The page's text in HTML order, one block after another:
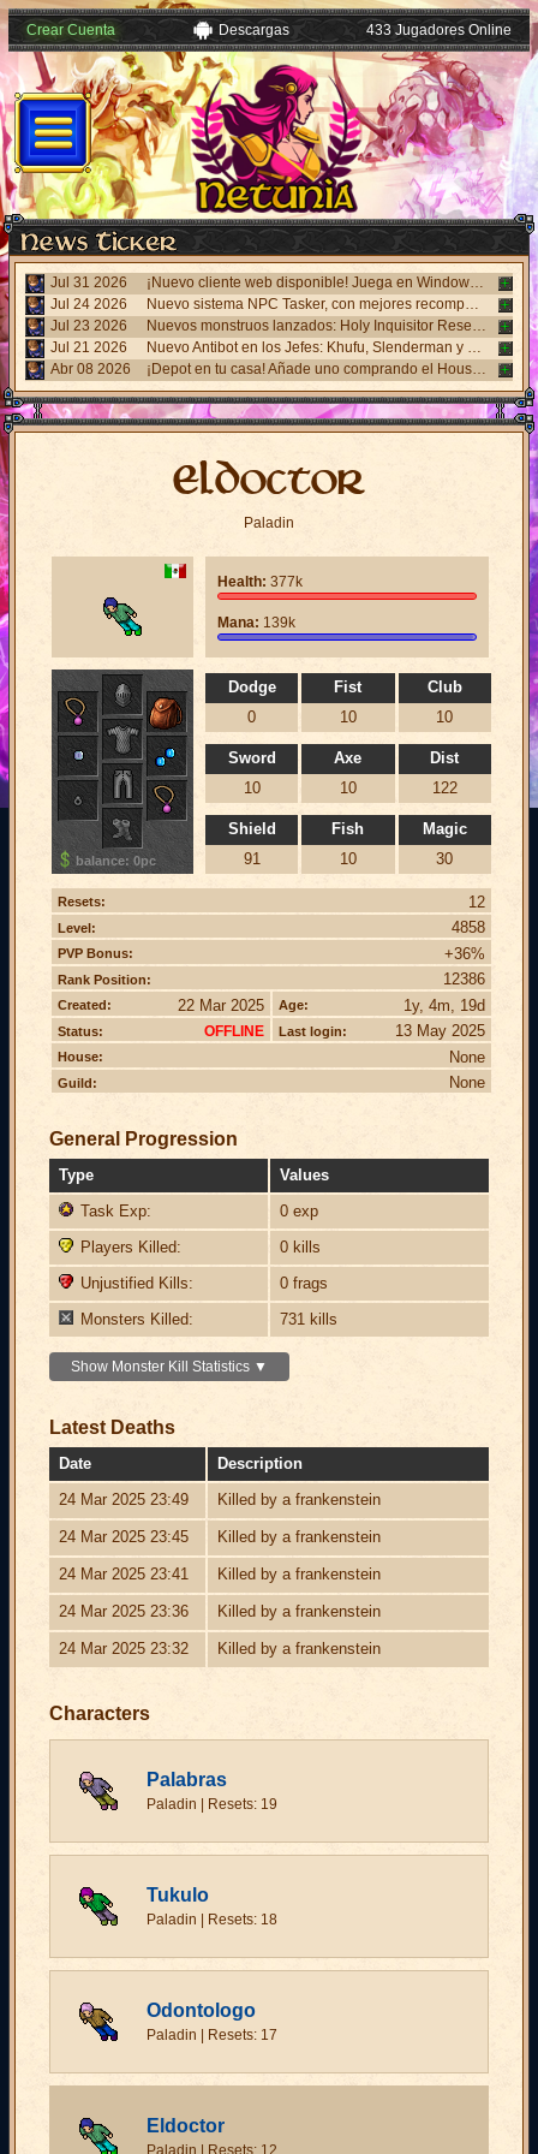
Crear Cuenta Descargas 433 Jugadores Online
Jul 31 2026
¡Nuevo cliente web disponible! Juega en Windows, Android y iPhone sin necesidad de instalar nada. Accede desde el panel "Mi Cuenta".
Jul 24 2026
Nuevo sistema NPC Tasker, con mejores recompensas y tareas de eventos. Visita al NPC Tasker con el Cliente Universal actualizado.
Jul 23 2026
Nuevos monstruos lanzados: Holy Inquisitor Reset 4000 y Gunsmoke Reset 4200. Refinación en la estatua Rigel, caza 6.
Jul 21 2026
Nuevo Antibot en los Jefes: Khufu, Slenderman y Carnage. Responde un desafío visual al hablar con los NPCs guardias para acceder a las salas.
Abr 08 2026
¡Depot en tu casa! Añade uno comprando el House Depot Pack en la Shop. Límite de 1 por casa.
Eldoctor
Paladin
Dodge
0
Fist
10
Club
10
Sword
10
Axe
10
Dist
122
Shield
91
Fish
10
Magic
30
balance: 0pc
Health: 377k
Mana: 139k
Resets: 12
Level: 4858
PVP Bonus: +36%
Rank Position: 12386
Created: 22 Mar 2025 Age: 1y, 4m, 19d
Status: OFFLINE Last login: 13 May 2025
House: None
Guild: None
General Progression
Type
Values
Task Exp:
0 exp
Players Killed:
0 kills
Unjustified Kills:
0 frags
Monsters Killed:
731 kills
Show Monster Kill Statistics ▼
Latest Deaths
Date
Description
24 Mar 2025 23:49
Killed by a frankenstein
24 Mar 2025 23:45 Killed by a frankenstein
24 Mar 2025 23:41 Killed by a frankenstein
24 Mar 2025 23:36 Killed by a frankenstein
24 Mar 2025 23:32 Killed by a frankenstein
Characters
Palabras
Paladin | Resets: 19
Tukulo
Paladin | Resets: 18
Odontologo
Paladin | Resets: 17
Eldoctor